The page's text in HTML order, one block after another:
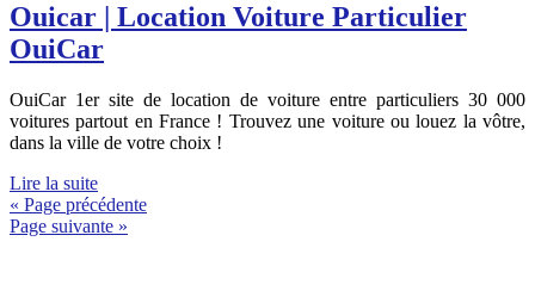
Ouicar | Location Voiture Particulier
OuiCar
OuiCar 1er site de location de voiture entre particuliers 30 000
voitures partout en France ! Trouvez une voiture ou louez la vôtre,
dans la ville de votre choix !
Lire la suite
« Page précédente
Page suivante »